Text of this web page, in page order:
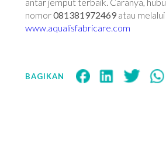
nomor081381972469 atau
www.aqualisfabricare.com
BAGIKAN